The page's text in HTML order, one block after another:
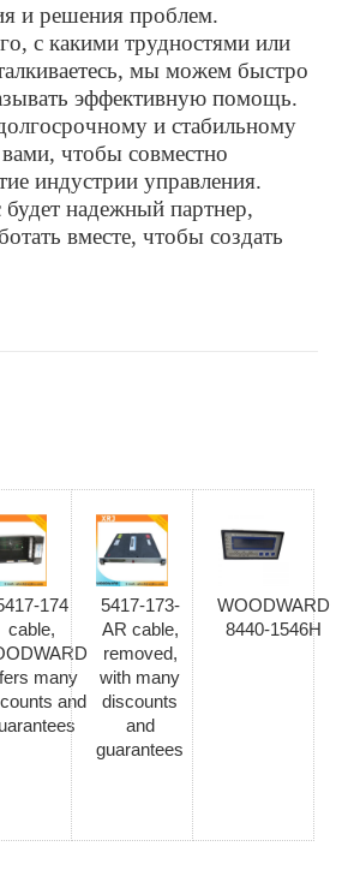
и решения проблем.
с какими трудностями или
мы можем быстро
эффективную помощь.
и стабильному
чтобы совместно
индустрии управления.
надежный партнер,
вместе, чтобы создать
174
cable,
many
and
5417-173-
AR cable,
removed,
with many
discounts
and
guarantees
WOODWARD
8440-1546H